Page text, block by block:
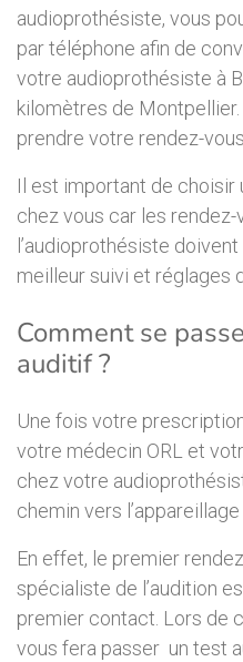
audioprothésiste, vous
par téléphone afin de
votre audioprothésiste à
kilomètres de
prendre votre rendez-
Il est important de choisir
chez vous car les rendez-
l’audioprothésiste
meilleur suivi et réglages
Comment se
auditif ?
Une fois votre
votre médecin ORL et
chez votre
chemin vers
En effet, le premier
spécialiste de l’audition
premier contact. Lors de
vous fera passer un test